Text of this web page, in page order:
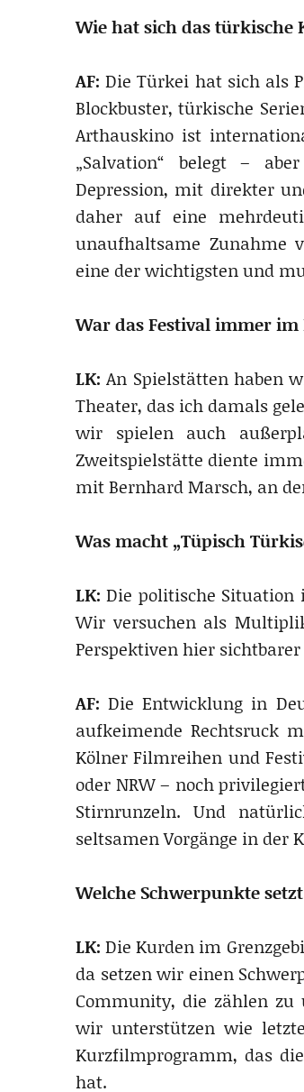
Wie hat sich das türkische
AF:Die Türkei hat sich als
Blockbuster, türkische
Arthauskino ist
„Salvation“ belegt –
Depression, mit direkter
daher auf eine
unaufhaltsame Zunahme
eine der wichtigsten und
War das Festival immer
LK:An Spielstätten haben
Theater, das ich damals
wir spielen auch
Zweitspielstätte diente
mit Bernhard Marsch, an
Was macht „Tüpisch
LK:Die politische Situation
Wir versuchen als
Perspektiven hier
AF: Die Entwicklung in
aufkeimende Rechtsruck
Kölner Filmreihen und
oder NRW – noch
Stirnrunzeln. Und
seltsamen Vorgänge in der
Welche Schwerpunkte
LK:Die Kurden im
da setzen wir einen
Community, die zählen zu
wir unterstützen wie
Kurzfilmprogramm, das
hat.